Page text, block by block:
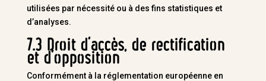
utilisées par nécessité ou à des fins statistiques et
d’analyses.
7.3 Droit d’accès, de rectification
et d’opposition
Conformément à la réglementation européenne en